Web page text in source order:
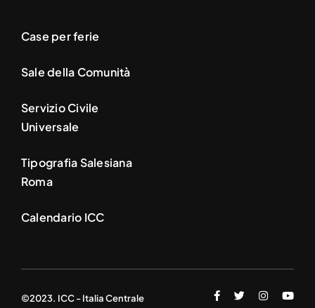
Case per ferie
Sale della Comunità
Servizio Civile
Universale
Tipografia Salesiana
Roma
Calendario ICC
©2023. ICC - Italia Centrale